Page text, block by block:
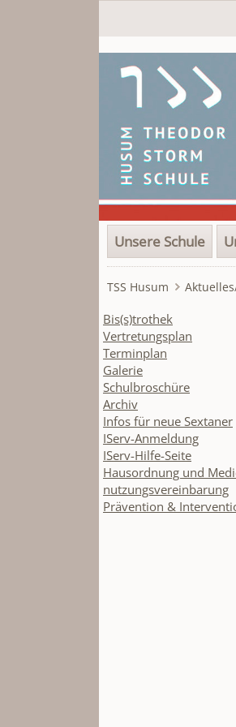
Navigation
überspringen
Unsere Schule
TSS Husum
Navigation
überspringen
Bis(s)trothek
Vertretungsplan
Terminplan
Galerie
Schulbroschüre
Archiv
Infos für neue Sextaner
IServ-Anmeldung
IServ-Hilfe-Seite
Hausordnung und
nutzungsvereinbarung
Prävention &